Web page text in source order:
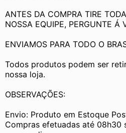
ANTES DA COMPRA TIRE
NOSSA EQUIPE, PERGUNTE Á
ENVIAMOS PARA TODO O
Todos produtos podem ser
nossa loja.
OBSERVAÇÕES:
Envio: Produto em Estoque
Compras efetuadas até 08h30